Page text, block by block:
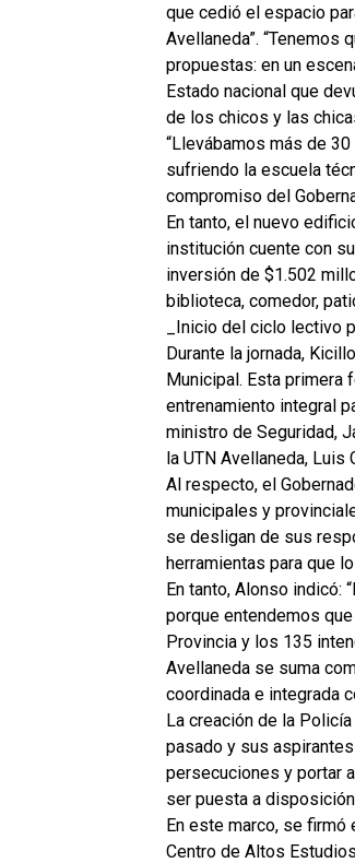
que cedió el espacio
Avellaneda”.
propuestas: en un
Estado nacional que
de los chicos y las
“Llevábamos más de
sufriendo la escuela
compromiso del
En tanto, el nuevo
institución cuente con
inversión de $1.502
biblioteca, comedor,
_Inicio del ciclo lectivo
Durante la jornada,
Municipal. Esta primera
entrenamiento integral
ministro de Seguridad,
la UTN Avellaneda, Luis
Al respecto, el
municipales y
se desligan de sus
herramientas para que
En tanto, Alonso indicó:
porque entendemos
Provincia y los 135
Avellaneda se suma
coordinada e integrada
La creación de la
pasado y sus
persecuciones y portar
ser puesta a
En este marco, se firmó
Centro de Altos